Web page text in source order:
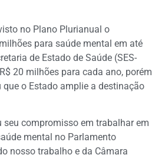
no Plano Plurianual o
para saúde mental em até
de Estado de Saúde (SES-
20 milhões para cada ano, porém
o Estado amplie a destinação
seu compromisso em trabalhar em
mental no Parlamento
nosso trabalho e da Câmara